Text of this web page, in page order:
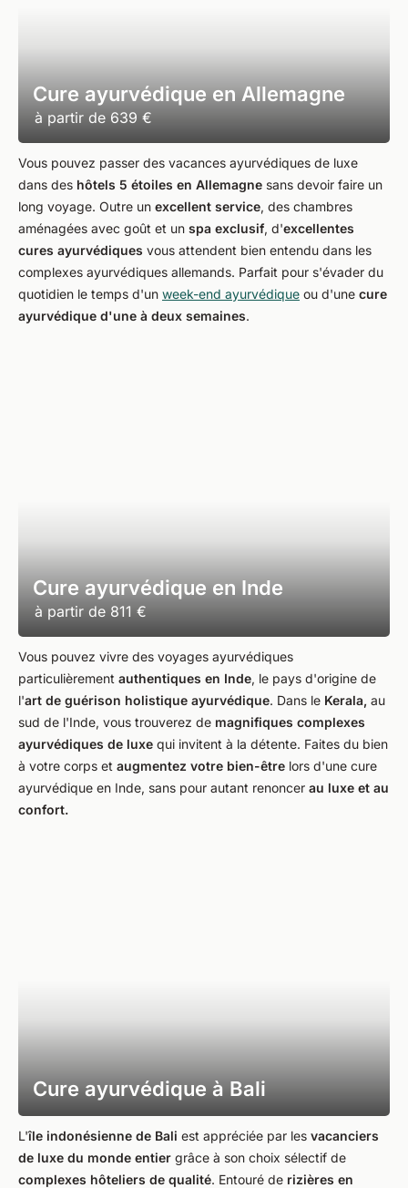
Cure ayurvédique en Allemagne
à partir de 639 €
Vous pouvez passer des vacances ayurvédiques de luxe
dans des hôtels 5 étoiles en Allemagne sans devoir faire un
long voyage. Outre un excellent service, des chambres
aménagées avec goût et un spa exclusif, d'excellentes
cures ayurvédiques vous attendent bien entendu dans les
complexes ayurvédiques allemands. Parfait pour s'évader du
quotidien le temps d'un week-end ayurvédique ou d'une cure
ayurvédique d'une à deux semaines.
Cure ayurvédique en Inde
à partir de 811 €
Vous pouvez vivre des voyages ayurvédiques
particulièrement authentiques en Inde, le pays d'origine de
l'art de guérison holistique ayurvédique. Dans le Kerala, au
sud de l'Inde, vous trouverez de magnifiques complexes
ayurvédiques de luxe qui invitent à la détente. Faites du bien
à votre corps et augmentez votre bien-être lors d'une cure
ayurvédique en Inde, sans pour autant renoncer au luxe et au
confort.
Cure ayurvédique à Bali
L'île indonésienne de Bali est appréciée par les vacanciers
de luxe du monde entier grâce à son choix sélectif de
complexes hôteliers de qualité. Entouré de rizières en